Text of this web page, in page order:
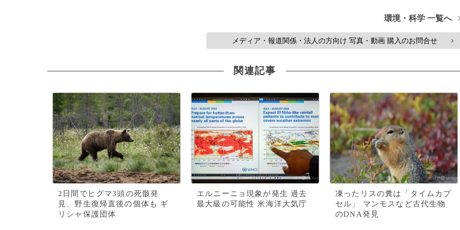
環境・科学 一覧へ
メディア・報道関係・法人の方向け 写真・動画 購入のお問合せ >
関連記事
2日間でヒグマ3頭の死骸発
見、野生復帰直後の個体も ギ
リシャ保護団体
エルニーニョ現象が発生 過去
最大級の可能性 米海洋大気庁
凍ったリスの糞は「タイムカプ
セル」 マンモスなど古代生物
のDNA発見